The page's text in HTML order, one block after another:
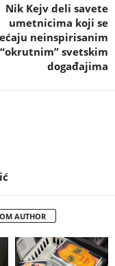
Nik Kejv deli savete
umetnicima koji se
neinspirisanim
“okrutnim” svetskim
događajima
AUTHOR